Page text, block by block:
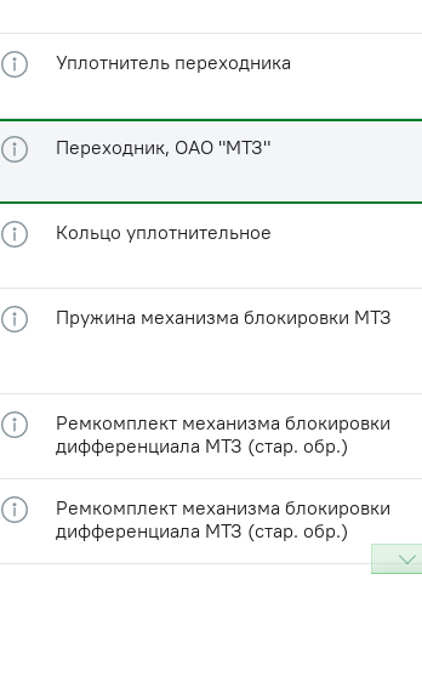
Уплотнитель переходника
Переходник, ОАО "МТЗ"
Кольцо уплотнительное
Пружина механизма блокировки МТЗ
Ремкомплект механизма блокировки
дифференциала МТЗ (стар. обр.)
Ремкомплект механизма блокировки
дифференциала МТЗ (стар. обр.)